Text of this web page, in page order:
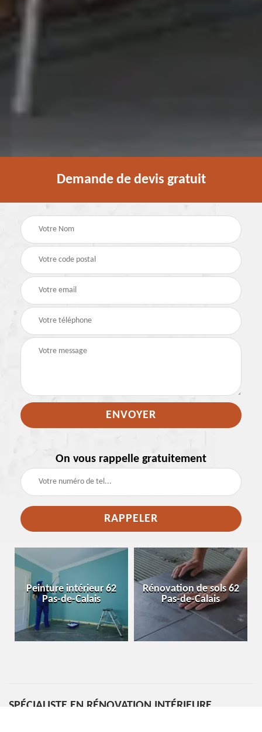
Demande de devis gratuit
On vous rappelle gratuitement
Peinture intérieur 62
Pas-de-Calais
Rénovation de sols 62
Pas-de-Calais
SPÉCIALISTE EN RÉNOVATION INTÉRIEURE